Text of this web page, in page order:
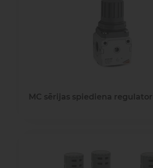
MC sērijas spiediena regulatori